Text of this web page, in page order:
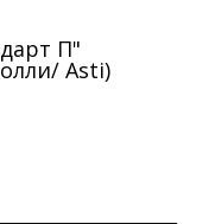
П"
Asti)